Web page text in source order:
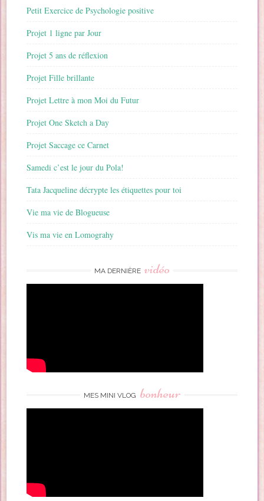
Petit Exercice de Psychologie positive
Projet 1 ligne par Jour
Projet 5 ans de réflexion
Projet Fille brillante
Projet Lettre à mon Moi du Futur
Projet One Sketch a Day
Projet Saccage ce Carnet
Samedi c’est le jour du Pola!
Tata Jacqueline décrypte les étiquettes pour toi
Vie ma vie de Blogueuse
Vis ma vie en Lomograhy
MA DERNIÈRE vidéo
MES MINI VLOG bonheur